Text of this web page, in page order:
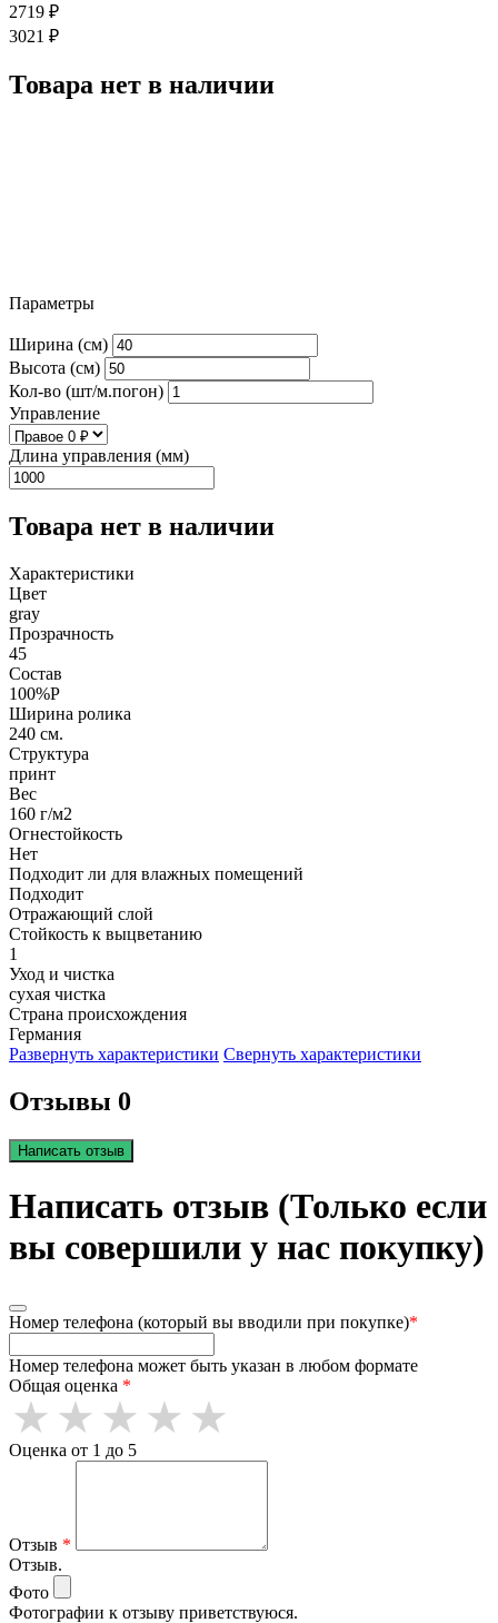
2719 ₽
3021 ₽
Товара нет в наличии
Параметры
Ширина (см)
Высота (см)
Кол-во (шт/м.погон)
Управление
Длина управления (мм)
Товара нет в наличии
Характеристики
Цвет
gray
Прозрачность
45
Состав
100%P
Ширина ролика
240 см.
Структура
принт
Вес
160 г/м2
Огнестойкость
Нет
Подходит ли для влажных помещений
Подходит
Отражающий слой
Стойкость к выцветанию
1
Уход и чистка
сухая чистка
Страна происхождения
Германия
Развернуть характеристики Свернуть характеристики
Отзывы 0
Написать отзыв
Написать отзыв (Только если
вы совершили у нас покупку)
Номер телефона (который вы вводили при покупке)*
Номер телефона может быть указан в любом формате
Общая оценка *
Оценка от 1 до 5
Отзыв *
Отзыв.
Фото
Фотографии к отзыву приветствуюся.